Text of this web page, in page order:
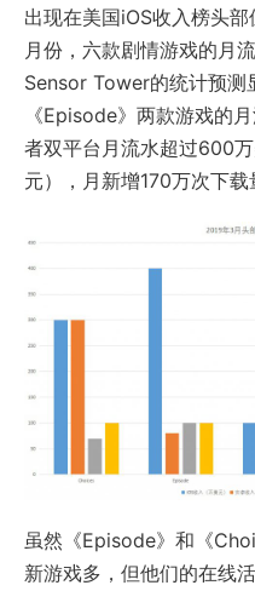
出现在美国iOS收入榜头
月份，六款剧情游戏的月
Sensor Tower的统计预测
《Episode》两款游戏的
者双平台月流水超过600
元），月新增170万次下载
虽然《Episode》和《
新游戏多，但他们的在线